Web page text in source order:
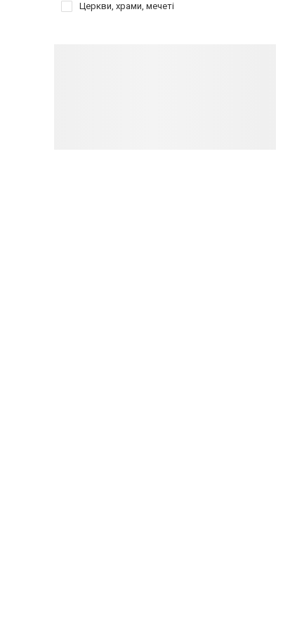
Церкви, храми, мечеті